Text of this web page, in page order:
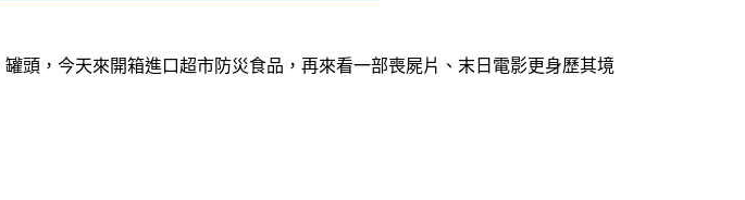
頭，今天來開箱進口超市防災食品，再來看一部喪屍片、末日電影更身歷其境